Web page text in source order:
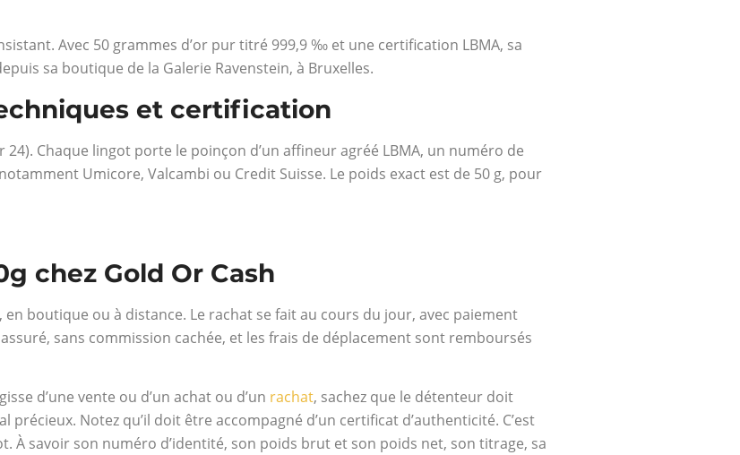
Avec 50 grammes d’or pur titré 999,9 ‰ et une certification LBMA, sa
sa boutique de la Galerie Ravenstein, à Bruxelles.
et certification
Chaque lingot porte le poinçon d’un affineur agréé LBMA, un numéro de
Umicore, Valcambi ou Credit Suisse. Le poids exact est de 50 g, pour
chez Gold Or Cash
boutique ou à distance. Le rachat se fait au cours du jour, avec paiement
sans commission cachée, et les frais de déplacement sont remboursés
d’une vente ou d’un achat ou d’un rachat, sachez que le détenteur doit
Notez qu’il doit être accompagné d’un certificat d’authenticité. C’est
savoir son numéro d’identité, son poids brut et son poids net, son titrage, sa